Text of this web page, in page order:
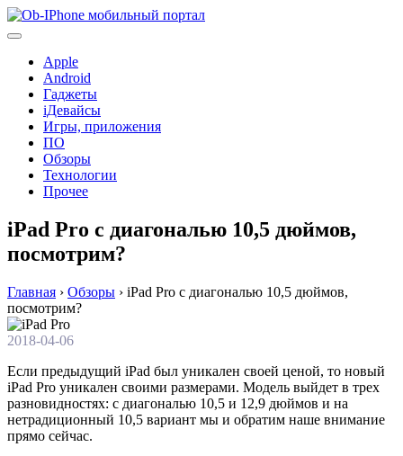
Перейти
к
Apple
Android
Гаджеты
iДевайсы
Игры, приложения
ПО
Обзоры
Технологии
Прочее
iPad Pro с диагональю 10,5 дюймов,
посмотрим?
Главная › Обзоры › iPad Pro с диагональю 10,5 дюймов,
посмотрим?
2018-04-06
Если предыдущий iPad был уникален своей ценой, то новый
iPad Prо уникален своими размерами. Модель выйдет в трех
разновидностях: с диагональю 10,5 и 12,9 дюймов и на
нетрадиционный 10,5 вариант мы и обратим наше внимание
прямо сейчас.